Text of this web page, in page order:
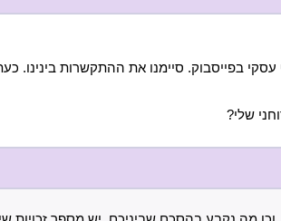
בפייסבוק. סיימנו את ההתקשרות בינינו.
שלי?